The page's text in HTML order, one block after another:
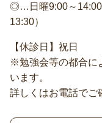
◎…日曜9:00～14:00
13:30）
【休診日】祝日
※勉強会等の都合に
います。
詳しくはお電話でご